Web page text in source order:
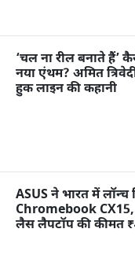
‘चल ना रील बनाते हैं’
नया एंथम? अमित
हुक लाइन की कहानी
ASUS ने भारत में लॉन्च
Chromebook
लैस लैपटॉप की कीमत